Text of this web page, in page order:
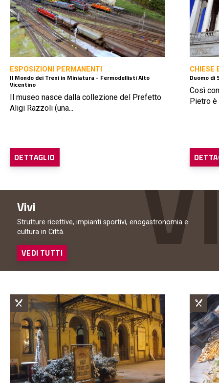
ESPOSIZIONI PERMANENTI
Il Mondo dei Treni in Miniatura - Fermodellisti Alto
Vicentino
Il museo nasce dalla collezione del Prefetto
Aligi Razzoli (una...
DETTAGLIO
CHIESE
Duomo di
Così
Pietro è
Vivi
Strutture ricettive, impianti sportivi, enogastronomia e
cultura in Città.
VEDI TUTTI